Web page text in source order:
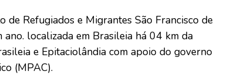
de Refugiados e Migrantes São Francisco de
localizada em Brasileia há 04 km da
e Epitaciolândia com apoio do governo
(MPAC).